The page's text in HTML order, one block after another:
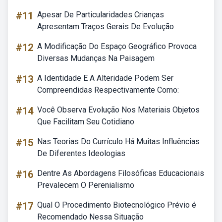
#11 Apesar De Particularidades Crianças
Apresentam Traços Gerais De Evolução
#12 A Modificação Do Espaço Geográfico Provoca
Diversas Mudanças Na Paisagem
#13 A Identidade E A Alteridade Podem Ser
Compreendidas Respectivamente Como:
#14 Você Observa Evolução Nos Materiais Objetos
Que Facilitam Seu Cotidiano
#15 Nas Teorias Do Currículo Há Muitas Influências
De Diferentes Ideologias
#16 Dentre As Abordagens Filosóficas Educacionais
Prevalecem O Perenialismo
#17 Qual O Procedimento Biotecnológico Prévio é
Recomendado Nessa Situação